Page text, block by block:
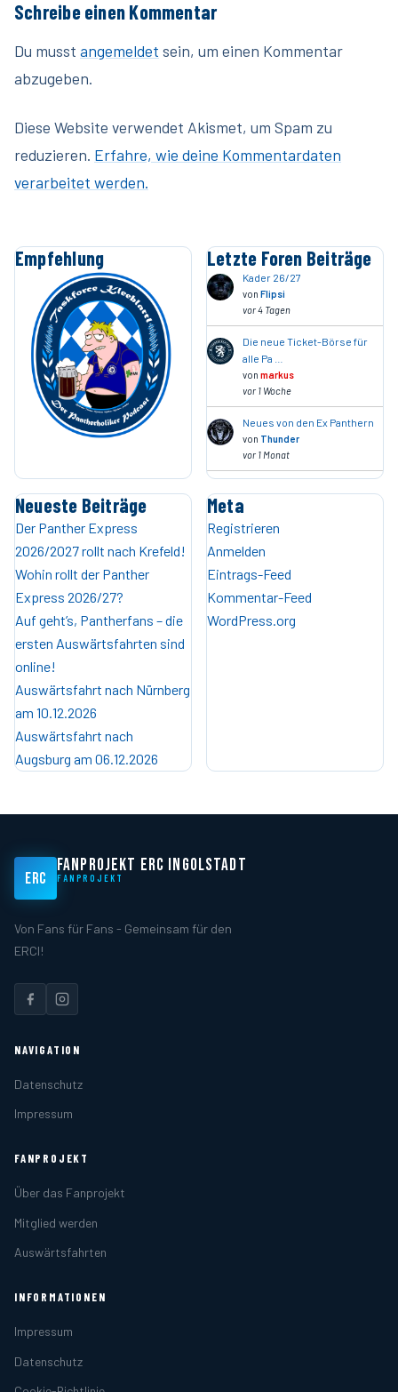
Schreibe einen Kommentar
Du musst angemeldet sein, um einen Kommentar
abzugeben.
Diese Website verwendet Akismet, um Spam zu
reduzieren. Erfahre, wie deine Kommentardaten
verarbeitet werden.
Empfehlung Letzte Foren Beiträge
Kader 26/27
von Flipsi
vor 4 Tagen
Die neue Ticket-Börse für
alle Pa …
von markus
vor 1 Woche
Neues von den Ex Panthern
von Thunder
vor 1 Monat
Neueste Beiträge
Der Panther Express
2026/2027 rollt nach Krefeld!
Wohin rollt der Panther
Express 2026/27?
Auf geht’s, Pantherfans – die
ersten Auswärtsfahrten sind
online!
Auswärtsfahrt nach Nürnberg
am 10.12.2026
Auswärtsfahrt nach
Augsburg am 06.12.2026
Meta
Registrieren
Anmelden
Eintrags-Feed
Kommentar-Feed
WordPress.org
ERC
FANPROJEKT ERC INGOLSTADT
FANPROJEKT
Von Fans für Fans - Gemeinsam für den
ERCI!
NAVIGATION
Datenschutz
Impressum
FANPROJEKT
Über das Fanprojekt
Mitglied werden
Auswärtsfahrten
INFORMATIONEN
Impressum
Datenschutz